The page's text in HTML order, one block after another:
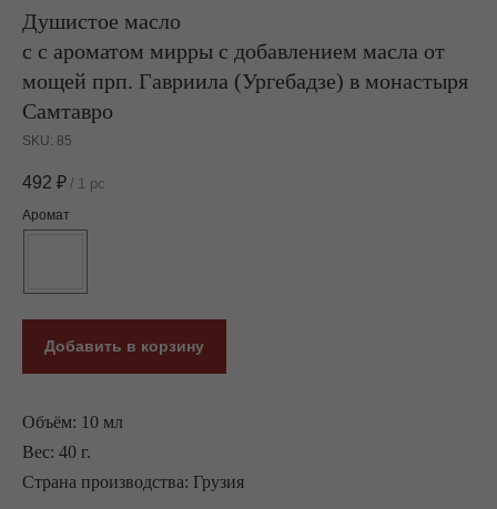
Душистое масло
с с ароматом мирры с добавлением масла от
мощей прп. Гавриила (Ургебадзе) в монастыря
Самтавро
SKU: 85
492 ₽ / 1 pc
Аромат
Добавить в корзину
Объём: 10 мл
Вес: 40 г.
Страна производства: Грузия